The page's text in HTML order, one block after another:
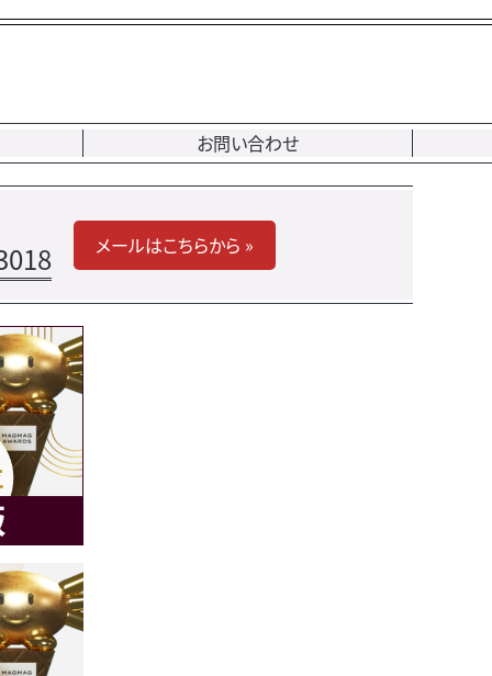
お問い合わせ
メールはこちらから »